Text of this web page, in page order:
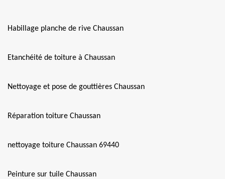
Habillage planche de rive Chaussan
Etanchéité de toiture à Chaussan
Nettoyage et pose de gouttières Chaussan
Réparation toiture Chaussan
nettoyage toiture Chaussan 69440
Peinture sur tuile Chaussan